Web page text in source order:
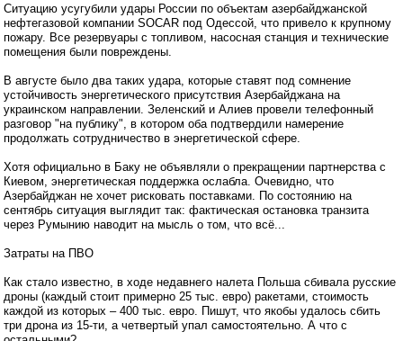
Ситуацию усугубили удары России по объектам азербайджанской
нефтегазовой компании SOCAR под Одессой, что привело к крупному
пожару. Все резервуары с топливом, насосная станция и технические
помещения были повреждены.
В августе было два таких удара, которые ставят под сомнение
устойчивость энергетического присутствия Азербайджана на
украинском направлении. Зеленский и Алиев провели телефонный
разговор "на публику", в котором оба подтвердили намерение
продолжать сотрудничество в энергетической сфере.
Хотя официально в Баку не объявляли о прекращении партнерства с
Киевом, энергетическая поддержка ослабла. Очевидно, что
Азербайджан не хочет рисковать поставками. По состоянию на
сентябрь ситуация выглядит так: фактическая остановка транзита
через Румынию наводит на мысль о том, что всё...
Затраты на ПВО
Как стало известно, в ходе недавнего налета Польша сбивала русские
дроны (каждый стоит примерно 25 тыс. евро) ракетами, стоимость
каждой из которых – 400 тыс. евро. Пишут, что якобы удалось сбить
три дрона из 15-ти, а четвертый упал самостоятельно. А что с